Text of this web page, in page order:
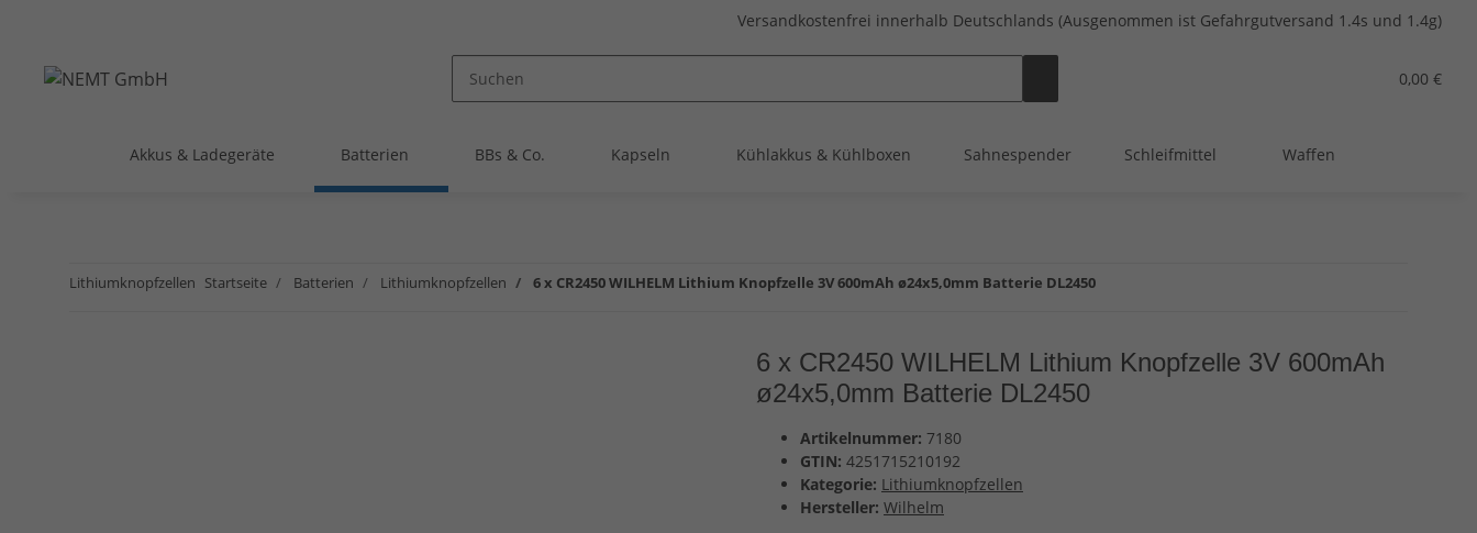
Versandkostenfrei innerhalb Deutschlands (Ausgenommen ist Gefahrgutversand 1.4s und 1.4g)
0,00 €
Akkus & Ladegeräte Batterien BBs & Co. Kapseln Kühlakkus & Kühlboxen Sahnespender Schleifmittel Waffen
Lithiumknopfzellen Startseite Batterien Lithiumknopfzellen 6 x CR2450 WILHELM Lithium Knopfzelle 3V 600mAh ø24x5,0mm Batterie DL2450
6 x CR2450 WILHELM Lithium Knopfzelle 3V 600mAh
ø24x5,0mm Batterie DL2450
Artikelnummer: 7180
GTIN: 4251715210192
Kategorie: Lithiumknopfzellen
Hersteller: Wilhelm